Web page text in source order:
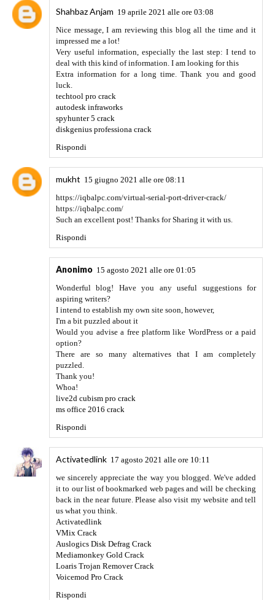
Shahbaz Anjam 19 aprile 2021 alle ore 03:08
Nice message, I am reviewing this blog all the time and it
impressed me a lot!
Very useful information, especially the last step: I tend to
deal with this kind of information. I am looking for this
Extra information for a long time. Thank you and good
luck.
techtool pro crack
autodesk infraworks
spyhunter 5 crack
diskgenius professiona crack
Rispondi
mukht 15 giugno 2021 alle ore 08:11
https://iqbalpc.com/virtual-serial-port-driver-crack/
https://iqbalpc.com/
Such an excellent post! Thanks for Sharing it with us.
Rispondi
Anonimo 15 agosto 2021 alle ore 01:05
Wonderful blog! Have you any useful suggestions for
aspiring writers?
I intend to establish my own site soon, however,
I'm a bit puzzled about it
Would you advise a free platform like WordPress or a paid
option?
There are so many alternatives that I am completely
puzzled.
Thank you!
Whoa!
live2d cubism pro crack
ms office 2016 crack
Rispondi
Activatedlink 17 agosto 2021 alle ore 10:11
we sincerely appreciate the way you blogged. We've added
it to our list of bookmarked web pages and will be checking
back in the near future. Please also visit my website and tell
us what you think.
Activatedlink
VMix Crack
Auslogics Disk Defrag Crack
Mediamonkey Gold Crack
Loaris Trojan Remover Crack
Voicemod Pro Crack
Rispondi